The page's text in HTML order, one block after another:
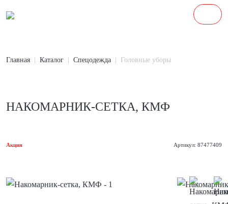
Главная Каталог Спецодежда Головные уборы
НАКОМАРНИК-СЕТКА, КМФ
Акция Артикул: 87477409